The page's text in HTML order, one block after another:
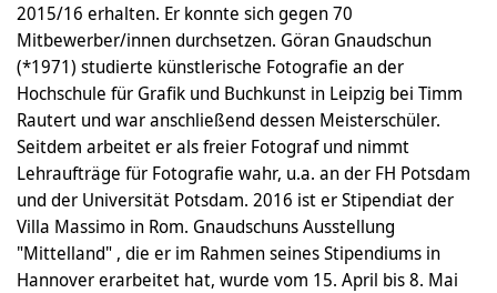
2015/16 erhalten. Er konnte sich gegen 70
Mitbewerber/innen durchsetzen. Göran Gnaudschun
(*1971) studierte künstlerische Fotografie an der
Hochschule für Grafik und Buchkunst in Leipzig bei Timm
Rautert und war anschließend dessen Meisterschüler.
Seitdem arbeitet er als freier Fotograf und nimmt
Lehraufträge für Fotografie wahr, u.a. an der FH Potsdam
und der Universität Potsdam. 2016 ist er Stipendiat der
Villa Massimo in Rom. Gnaudschuns Ausstellung
"Mittelland" , die er im Rahmen seines Stipendiums in
Hannover erarbeitet hat, wurde vom 15. April bis 8. Mai